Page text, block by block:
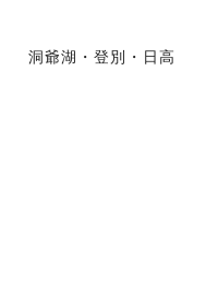
洞爺湖・登別・日高